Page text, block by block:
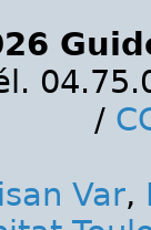
/
Var,